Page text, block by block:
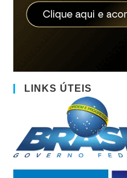
LINKS ÚTEIS